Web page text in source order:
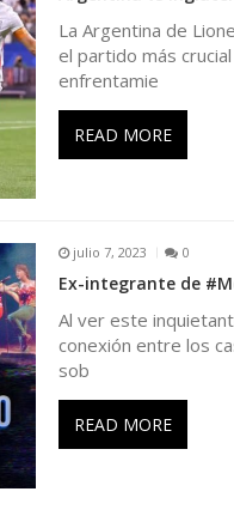
La Argentina de
el partido más
enfrentamie
READ MORE
julio 7, 2023 0
Ex-integrante de
Al ver este
conexión entre los
sob
READ MORE